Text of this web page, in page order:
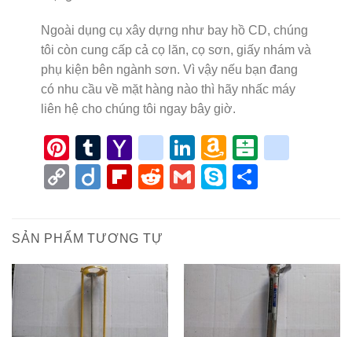
Ngoài dụng cụ xây dựng như bay hồ CD, chúng
tôi còn cung cấp cả cọ lăn, cọ sơn, giấy nhám và
phụ kiện bên ngành sơn. Vì vậy nếu bạn đang
có nhu cầu về mặt hàng nào thì hãy nhấc máy
liên hệ cho chúng tôi ngay bây giờ.
Pinterest
Tumblr
Yahoo
Mail
LinkedIn
Amazon
Wish
List
CopyDiigoFlipboard
RedditGmail
SkypeShare
SẢN PHẨM TƯƠNG TỰ